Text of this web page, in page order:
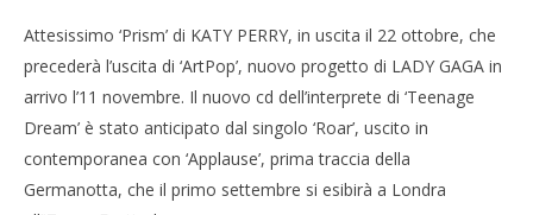
NOW VIEWING
Musica: autunno pop esplosivo, da Eminem a Lady
Gaga
27/08/2013
Attesissimo ‘Prism’ di KATY PERRY, in uscita il 22 ottobre, che
precederà l’uscita di ‘ArtPop’, nuovo progetto di LADY GAGA in
arrivo l’11 novembre. Il nuovo cd dell’interprete di ‘Teenage
Dream’ è stato anticipato dal singolo ‘Roar’, uscito in
contemporanea con ‘Applause’, prima traccia della
Germanotta, che il primo settembre si esibirà a Londra